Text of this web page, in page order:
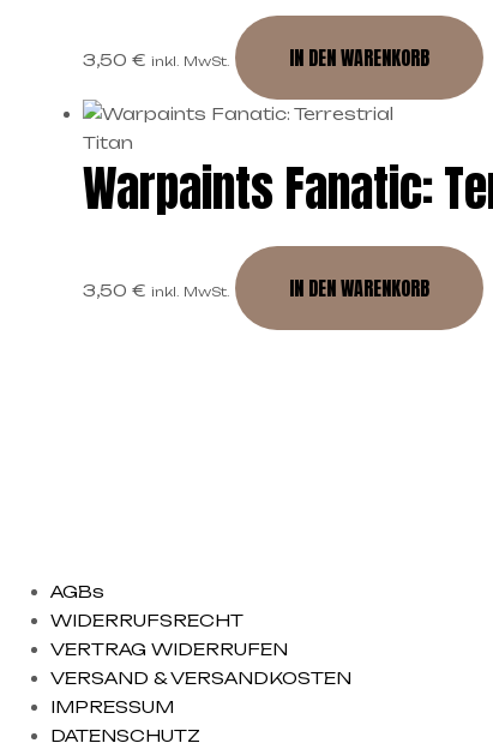
3,50 € inkl. MwSt. IN DEN WARENKORB
Warpaints Fanatic:
3,50 € inkl. MwSt. IN DEN WARENKORB
AGBs
WIDERRUFSRECHT
VERTRAG WIDERRUFEN
VERSAND & VERSANDKOSTEN
IMPRESSUM
DATENSCHUTZ